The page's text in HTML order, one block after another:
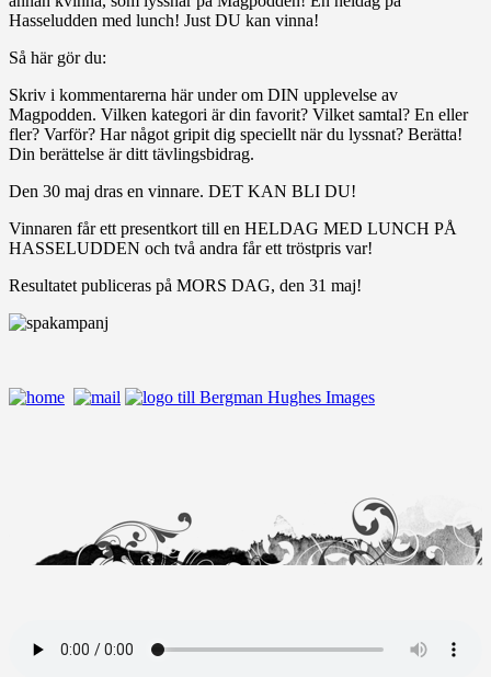
Hasseludden med lunch! Just DU kan vinna!
Så här gör du:
Skriv i kommentarerna här under om DIN upplevelse av
Magpodden. Vilken kategori är din favorit? Vilket samtal? En eller
fler? Varför? Har något gripit dig speciellt när du lyssnat? Berätta!
Din berättelse är ditt tävlingsbidrag.
Den 30 maj dras en vinnare. DET KAN BLI DU!
Vinnaren får ett presentkort till en HELDAG MED LUNCH PÅ
HASSELUDDEN och två andra får ett tröstpris var!
Resultatet publiceras på MORS DAG, den 31 maj!